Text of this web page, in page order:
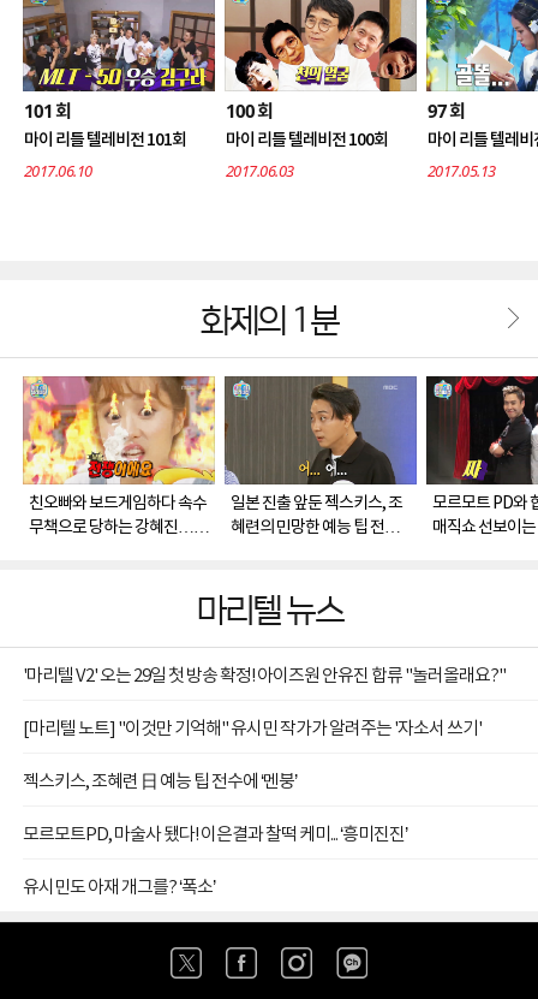
101회
마이 리틀 텔레비전 101회
2017.06.10
100회
마이 리틀 텔레비전 100회
2017.06.03
97회
마이 리틀 텔레비
2017.05.13
화제의 1분
친오빠와 보드게임하다 속수
무책으로 당하는 강혜진…우
일본 진출 앞둔 젝스키스, 조
혜련의 민망한 예능 팁 전수
모르모트 PD와
매직쇼 선보이
마리텔 뉴스
'마리텔 V2' 오는 29일 첫 방송 확정! 아이즈원 안유진 합류 "놀러올래요?"
[마리텔 노트] "이것만 기억해" 유시민 작가가 알려주는 '자소서 쓰기'
젝스키스, 조혜련 日 예능 팁 전수에 ‘멘붕’
모르모트PD, 마술사 됐다! 이은결과 찰떡 케미... ‘흥미진진’
유시민도 아재 개그를? ‘폭소’